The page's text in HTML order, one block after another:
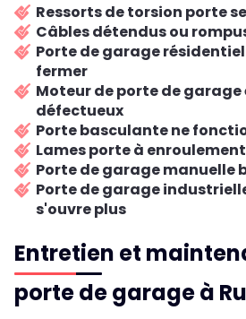
Ressorts de torsion porte
Câbles détendus ou
Porte de garage
fermer
Moteur de porte de
défectueux
Porte basculante ne
Lames porte à
Porte de garage manuelle
Porte de garage
s'ouvre plus
Entretien et
porte de garage à